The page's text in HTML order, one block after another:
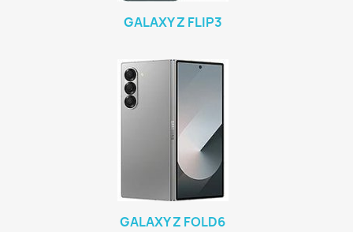
GALAXY Z FLIP3
GALAXY Z FOLD6